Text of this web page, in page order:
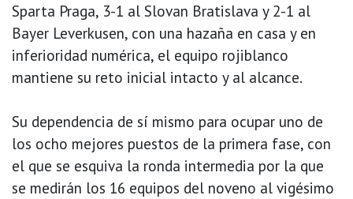
Sparta Praga, 3-1 al Slovan Bratislava y 2-1 al
Bayer Leverkusen, con una hazaña en casa y en
inferioridad numérica, el equipo rojiblanco
mantiene su reto inicial intacto y al alcance.
Su dependencia de sí mismo para ocupar uno de
los ocho mejores puestos de la primera fase, con
el que se esquiva la ronda intermedia por la que
se medirán los 16 equipos del noveno al vigésimo